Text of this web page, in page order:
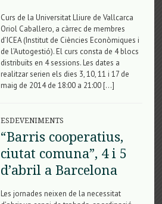
Curs de la Universitat Lliure de Vallcarca
Oriol Caballero, a càrrec de membres
d’ICEA (Institut de Ciències Econòmiques i
de l’Autogestió). El curs consta de 4 blocs
distribuïts en 4 sessions. Les dates a
realitzar serien els dies 3, 10, 11 i 17 de
maig de 2014 de 18:00 a 21:00 […]
ESDEVENIMENTS
“Barris cooperatius,
ciutat comuna”, 4 i 5
d’abril a Barcelona
Les jornades neixen de la necessitat